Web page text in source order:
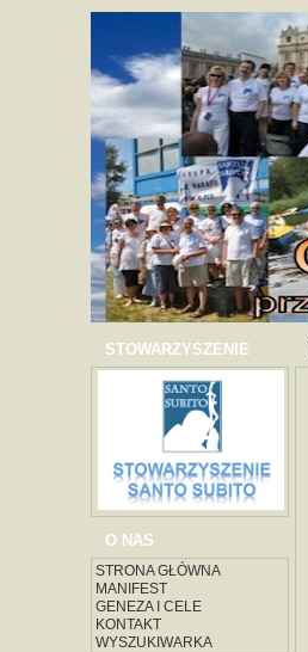
STOWARZYSZENIE
O NAS
STRONA GŁÓWNA
MANIFEST
GENEZA I CELE
KONTAKT
WYSZUKIWARKA